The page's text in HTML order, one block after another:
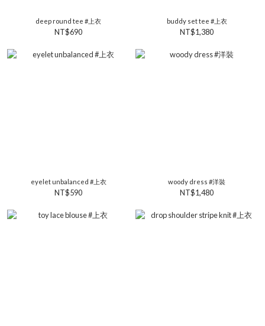
deep round tee #上衣
NT$690
buddy set tee #上衣
NT$1,380
eyelet unbalanced #上衣
NT$590
woody dress #洋裝
NT$1,480